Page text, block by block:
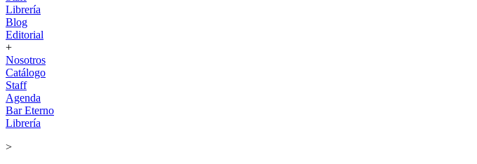
Librería
Blog
Editorial
+
Nosotros
Catálogo
Staff
Agenda
Bar Eterno
Librería
>